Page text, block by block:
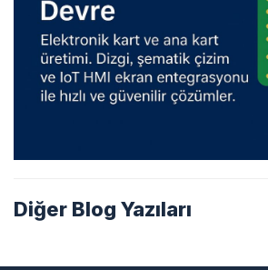
Diğer Blog Yazıları
STEP MOTOR
ETIKETLEME